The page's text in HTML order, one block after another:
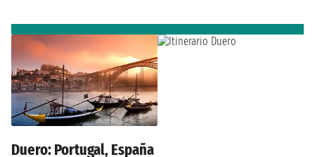
Duero: Portugal, España